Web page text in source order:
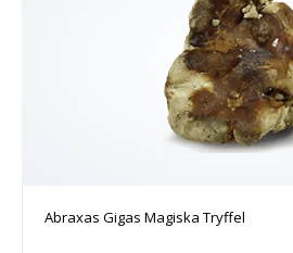
Abraxas Gigas Magiska Tryffel